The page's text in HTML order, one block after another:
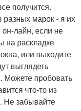
получится.
разных марок - я их
лайн, если не
на раскладке
или выходите
выглядеть
Можете пробовать
что-то из
Не забывайте